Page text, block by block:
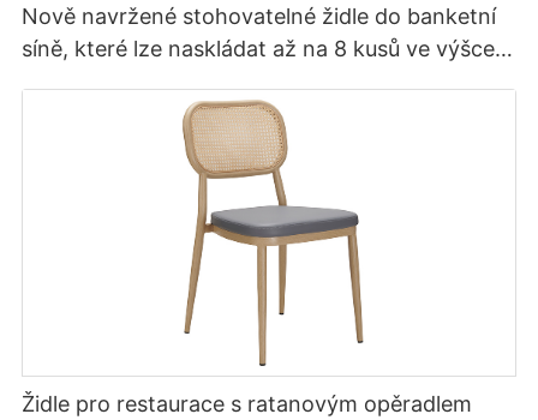
Nově navržené stohovatelné židle do banketní
síně, které lze naskládat až na 8 kusů ve výšce
Židle pro restaurace s ratanovým opěradlem